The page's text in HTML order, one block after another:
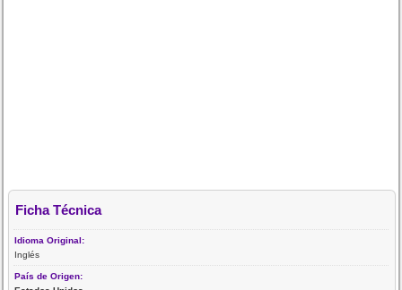
Ficha Técnica
Idioma Original:
Inglés
País de Origen: